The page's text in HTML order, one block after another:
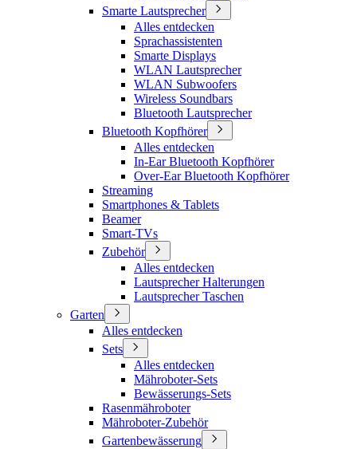
Smarte Lautsprecher
Alles entdecken
Sprachassistenten
Smarte Displays
WLAN Lautsprecher
WLAN Subwoofers
Wireless Soundbars
Bluetooth Lautsprecher
Bluetooth Kopfhörer
Alles entdecken
In-Ear Bluetooth Kopfhörer
Over-Ear Bluetooth Kopfhörer
Streaming
Smartphones & Tablets
Beamer
Smart-TVs
Zubehör
Alles entdecken
Lautsprecher Halterungen
Lautsprecher Taschen
Garten
Alles entdecken
Sets
Alles entdecken
Mähroboter-Sets
Bewässerungs-Sets
Rasenmähroboter
Mähroboter-Zubehör
Gartenbewässerung